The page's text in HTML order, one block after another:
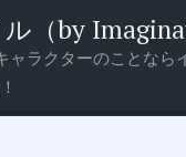
（by
ャラクターのことな